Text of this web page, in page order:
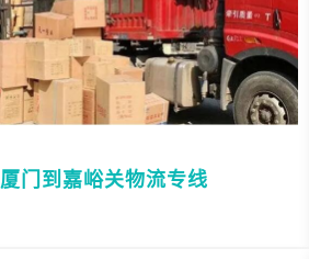
厦门到嘉峪关物流专线